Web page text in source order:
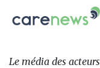
sur:
Carenews,
Le
des
Le média des acteurs